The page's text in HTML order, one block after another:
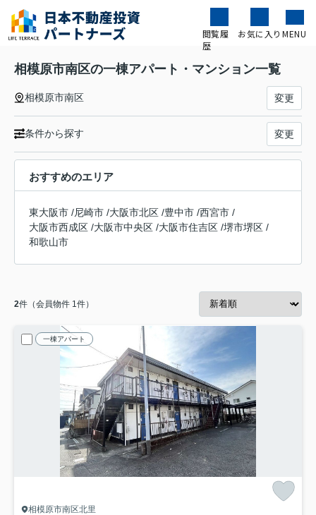
閲覧履
歴
お気に入り MENU
相模原市南区の一棟アパート・マンション一覧
相模原市南区 変更
条件から探す 変更
おすすめのエリア
東大阪市 /尼崎市 /大阪市北区 /豊中市 /西宮市 /
大阪市西成区 /大阪市中央区 /大阪市住吉区 /堺市堺区 /
和歌山市
2件（会員物件 1件）
一棟アパート
相模原市南区北里